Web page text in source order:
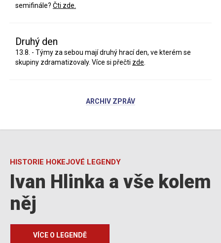
semifinále? Čti zde.
Druhý den
13.8. - Týmy za sebou mají druhý hrací den, ve kterém se
skupiny zdramatizovaly. Více si přečti zde
ARCHIV ZPRÁV
HISTORIE HOKEJOVÉ LEGENDY
Ivan Hlinka a vše kolem
něj
VÍCE O LEGENDĚ